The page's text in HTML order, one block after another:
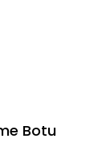
Botu